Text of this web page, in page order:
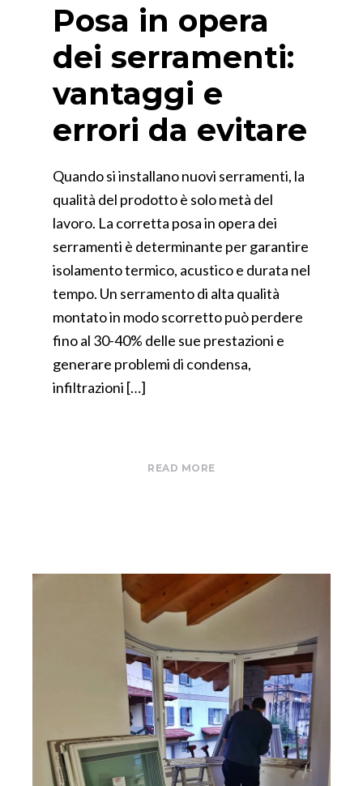
Posa in opera
dei serramenti:
vantaggi e
errori da evitare
Quando si installano nuovi serramenti, la
qualità del prodotto è solo metà del
lavoro. La corretta posa in opera dei
serramenti è determinante per garantire
isolamento termico, acustico e durata nel
tempo. Un serramento di alta qualità
montato in modo scorretto può perdere
fino al 30-40% delle sue prestazioni e
generare problemi di condensa,
infiltrazioni […]
READ MORE